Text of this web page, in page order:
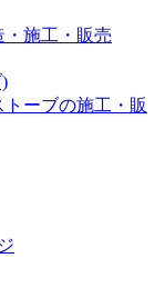
施工・販売
ーブの施工・販